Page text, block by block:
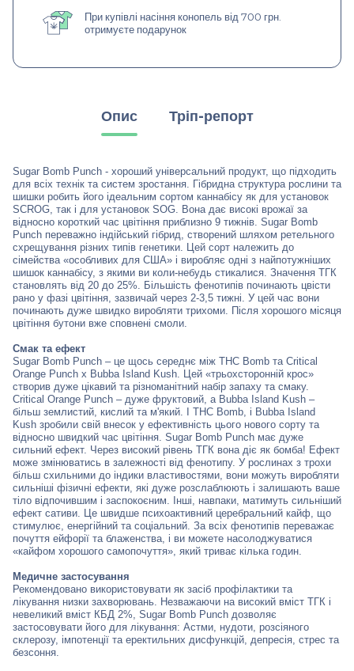
При купівлі насіння конопель від 700 грн.
отримуєте подарунок
Опис Тріп-репорт
Sugar Bomb Punch - хороший універсальний продукт, що підходить
для всіх технік та систем зростання. Гібридна структура рослини та
шишки робить його ідеальним сортом каннабісу як для установок
SCROG, так і для установок SOG. Вона дає високі врожаї за
відносно короткий час цвітіння приблизно 9 тижнів. Sugar Bomb
Punch переважно індійський гібрид, створений шляхом ретельного
схрещування різних типів генетики. Цей сорт належить до
сімейства «особливих для США» і виробляє одні з найпотужніших
шишок каннабісу, з якими ви коли-небудь стикалися. Значення ТГК
становлять від 20 до 25%. Більшість фенотипів починають цвісти
рано у фазі цвітіння, зазвичай через 2-3,5 тижні. У цей час вони
починають дуже швидко виробляти трихоми. Після хорошого місяця
цвітіння бутони вже сповнені смоли.
Смак та ефект
Sugar Bomb Punch – це щось середнє між THC Bomb таCritical
Orange Punch x Bubba Island Kush. Цей «трьохсторонній крос»
створив дуже цікавий та різноманітний набір запаху та смаку.
Critical Orange Punch – дуже фруктовий, а Bubba Island Kush –
більш землистий, кислий та м'який. І THC Bomb, і Bubba Island
Kush зробили свій внесок у ефективність цього нового сорту та
відносно швидкий час цвітіння. Sugar Bomb Punch має дуже
сильний ефект. Через високий рівень ТГК вона діє як бомба! Ефект
може змінюватись в залежності від фенотипу. У рослинах з трохи
більш схильними до індики властивостями, вони можуть виробляти
сильніші фізичні ефекти, які дуже розслаблюють і залишають ваше
тіло відпочившим і заспокоєним. Інші, навпаки, матимуть сильніший
ефект сативи. Це швидше психоактивний церебральний кайф, що
стимулює, енергійний та соціальний. За всіх фенотипів переважає
почуття ейфорії та блаженства, і ви можете насолоджуватися
«кайфом хорошого самопочуття», який триває кілька годин.
Медичне застосування
Рекомендовано використовувати як засіб профілактики та
лікування низки захворювань. Незважаючи на високий вміст ТГК і
невеликий вміст КБД 2%, Sugar Bomb Punch дозволяє
застосовувати його для лікування: Астми, нудоти, розсіяного
склерозу, імпотенції та еректильних дисфункцій, депресія, стрес та
безсоння.